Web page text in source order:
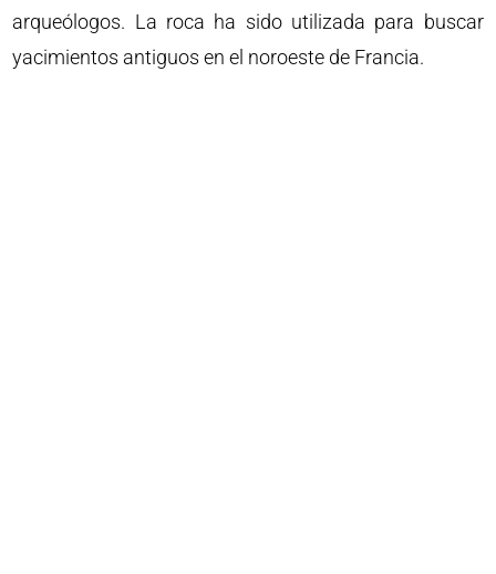
arqueólogos. La roca ha sido utilizada para buscar
yacimientos antiguos en el noroeste de Francia.